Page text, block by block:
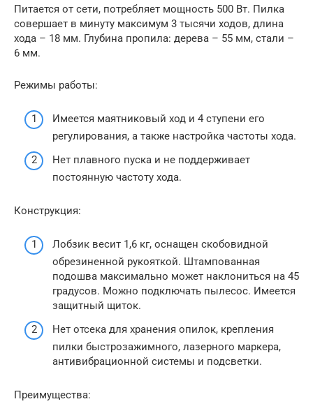
Питается от сети, потребляет мощность 500 Вт. Пилка
совершает в минуту максимум 3 тысячи ходов, длина
хода – 18 мм. Глубина пропила: дерева – 55 мм, стали –
6 мм.
Режимы работы:
Имеется маятниковый ход и 4 ступени его
регулирования, а также настройка частоты хода.
Нет плавного пуска и не поддерживает
постоянную частоту хода.
Конструкция:
Лобзик весит 1,6 кг, оснащен скобовидной
обрезиненной рукояткой. Штампованная
подошва максимально может наклониться на 45
градусов. Можно подключать пылесос. Имеется
защитный щиток.
Нет отсека для хранения опилок, крепления
пилки быстрозажимного, лазерного маркера,
антивибрационной системы и подсветки.
Преимущества: